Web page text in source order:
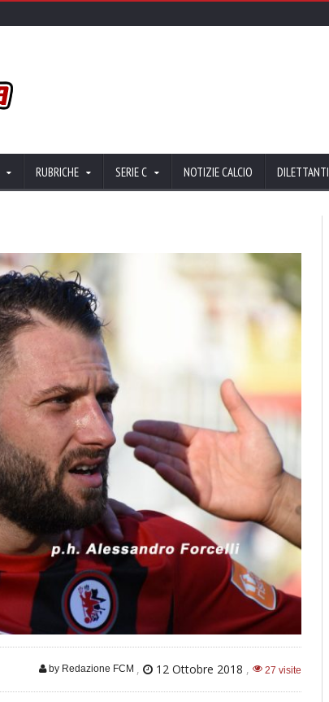
RUBRICHE SERIE C NOTIZIE CALCIO DILETTANTI
by Redazione FCM , 12 Ottobre 2018 , 27 visite